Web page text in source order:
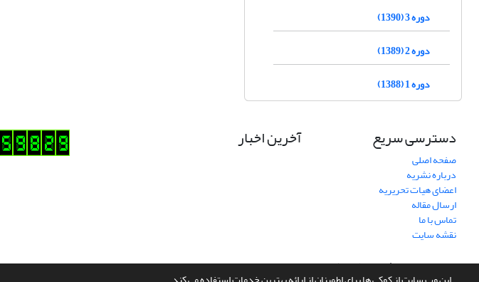
دوره 3 (1390)
دوره 2 (1389)
دوره 1 (1388)
دسترسی سریع
صفحه اصلی
درباره نشریه
اعضای هیات تحریریه
ارسال مقاله
تماس با ما
نقشه سایت
آخرین اخبار
سامانه مدیریت نشریات علمی.طراحی و پیاده سازی ازسیناوب